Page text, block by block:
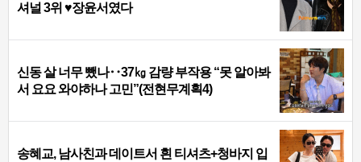
셔널 3위 ♥장윤서였다
신동 살 너무 뺐나‥37㎏ 감량 부작용 “못 알아봐
서 요요 와야하나 고민”(전현무계획4)
송혜교, 남사친과 데이트서 흰 티셔츠+청바지 입